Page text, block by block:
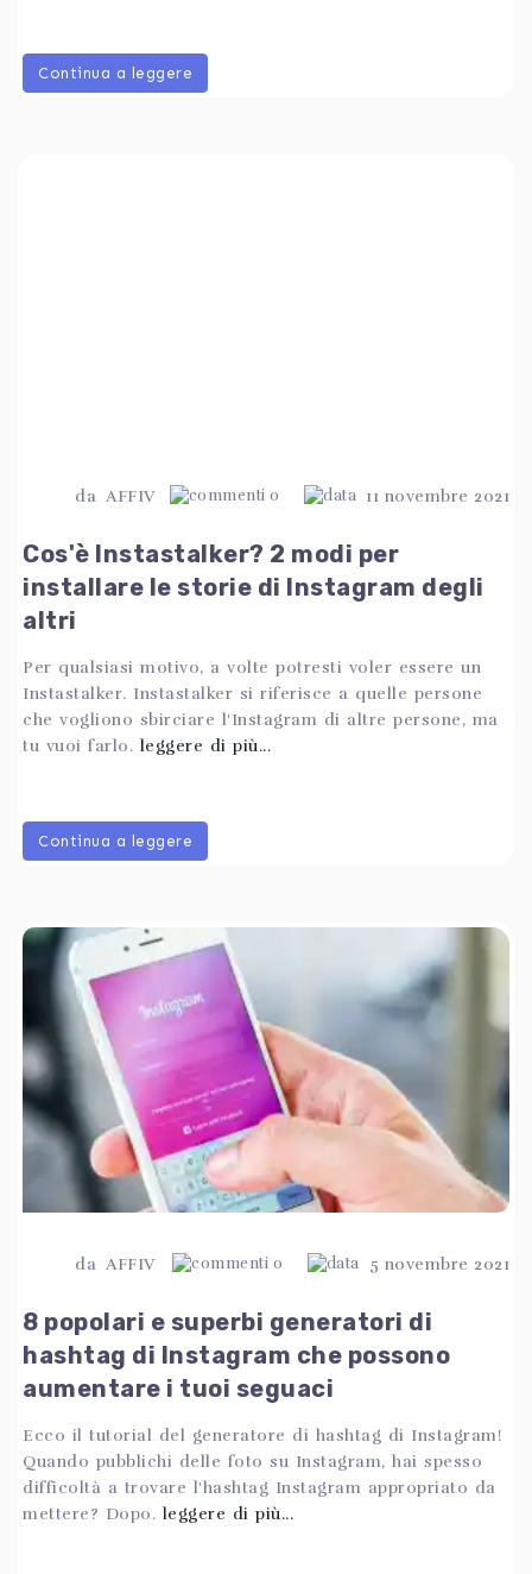
Continua a leggere
da AFFIV 0 11 novembre 2021
Cos'è Instastalker? 2 modi per
installare le storie di Instagram degli
altri
Per qualsiasi motivo, a volte potresti voler essere un
Instastalker. Instastalker si riferisce a quelle persone
che vogliono sbirciare l'Instagram di altre persone, ma
tu vuoi farlo. leggere di più...
Continua a leggere
da AFFIV 0 5 novembre 2021
8 popolari e superbi generatori di
hashtag di Instagram che possono
aumentare i tuoi seguaci
Ecco il tutorial del generatore di hashtag di Instagram!
Quando pubblichi delle foto su Instagram, hai spesso
difficoltà a trovare l'hashtag Instagram appropriato da
mettere? Dopo. leggere di più...